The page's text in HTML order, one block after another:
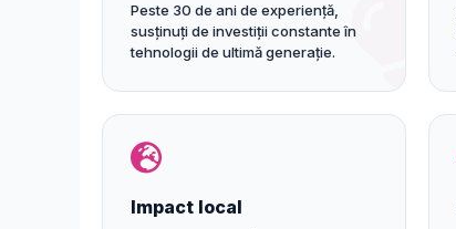
Peste 30 de ani de experiență,
susținuți de investiții constante în
tehnologii de ultimă generație.
Impact local